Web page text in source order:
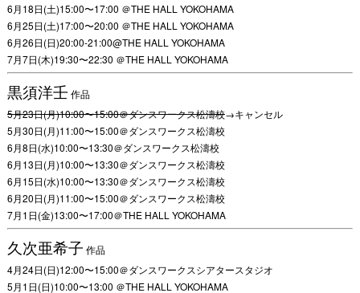
6月18日(土)15:00〜17:00 ＠THE HALL YOKOHAMA
6月25日(土)17:00〜20:00 ＠THE HALL YOKOHAMA
6月26日(日)20:00-21:00@THE HALL YOKOHAMA
7月7日(木)19:30〜22:30 ＠THE HALL YOKOHAMA
黒須洋壬作品
5月23日(月)10:00〜15:00＠ダンスワークス松濤校→キャンセル
5月30日(月)11:00〜15:00＠ダンスワークス松濤校
6月8日(水)10:00〜13:30＠ダンスワークス松濤校
6月13日(月)10:00〜13:30＠ダンスワークス松濤校
6月15日(水)10:00〜13:30＠ダンスワークス松濤校
6月20日(月)11:00〜15:00＠ダンスワークス松濤校
7月1日(金)13:00〜17:00＠THE HALL YOKOHAMA
久次亜希子 作品
4月24日(日)12:00〜15:00＠ダンスワークスシアタースタジオ
5月1日(日)10:00〜13:00 ＠THE HALL YOKOHAMA